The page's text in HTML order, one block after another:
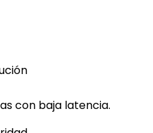
con baja latencia.